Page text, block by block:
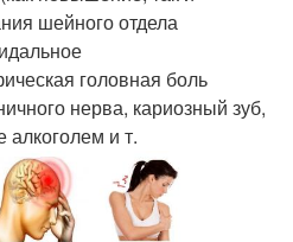
шейного отдела
головная боль
нерва, кариозный зуб,
алкоголем и т.